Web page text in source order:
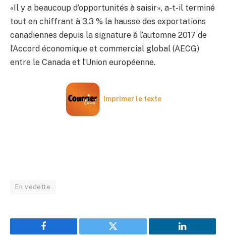
«Il y a beaucoup d’opportunités à saisir», a-t-il terminé
tout en chiffrant à 3,3 % la hausse des exportations
canadiennes depuis la signature à l’automne 2017 de
l’Accord économique et commercial global (AECG)
entre le Canada et l’Union européenne.
Imprimer le texte
En vedette
Facebook Twitter LinkedIn